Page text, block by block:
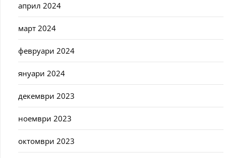
април 2024
март 2024
февруари 2024
януари 2024
декември 2023
ноември 2023
октомври 2023